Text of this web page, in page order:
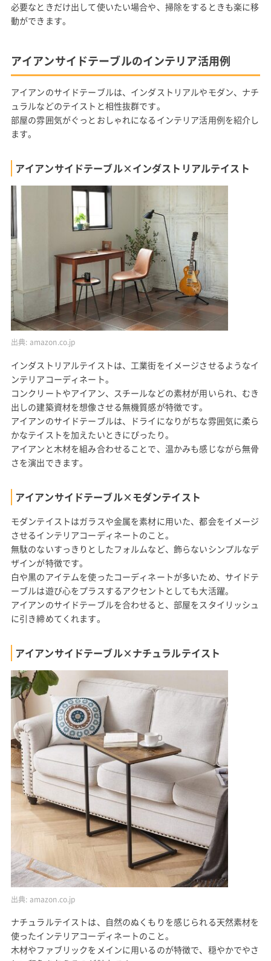
必要なときだけ出して使いたい場合や、掃除をするときも楽に移
動ができます。
アイアンサイドテーブルのインテリア活用例
アイアンのサイドテーブルは、インダストリアルやモダン、ナチ
ュラルなどのテイストと相性抜群です。
部屋の雰囲気がぐっとおしゃれになるインテリア活用例を紹介し
ます。
アイアンサイドテーブル×インダストリアルテイスト
出典: amazon.co.jp
インダストリアルテイストは、工業街をイメージさせるようなイ
ンテリアコーディネート。
コンクリートやアイアン、スチールなどの素材が用いられ、むき
出しの建築資材を想像させる無機質感が特徴です。
アイアンのサイドテーブルは、ドライになりがちな雰囲気に柔ら
かなテイストを加えたいときにぴったり。
アイアンと木材を組み合わせることで、温かみも感じながら無骨
さを演出できます。
アイアンサイドテーブル×モダンテイスト
モダンテイストはガラスや金属を素材に用いた、都会をイメージ
させるインテリアコーディネートのこと。
無駄のないすっきりとしたフォルムなど、飾らないシンプルなデ
ザインが特徴です。
白や黒のアイテムを使ったコーディネートが多いため、サイドテ
ーブルは遊び心をプラスするアクセントとしても大活躍。
アイアンのサイドテーブルを合わせると、部屋をスタイリッシュ
に引き締めてくれます。
アイアンサイドテーブル×ナチュラルテイスト
出典: amazon.co.jp
ナチュラルテイストは、自然のぬくもりを感じられる天然素材を
使ったインテリアコーディネートのこと。
木材やファブリックをメインに用いるのが特徴で、穏やかでやさ